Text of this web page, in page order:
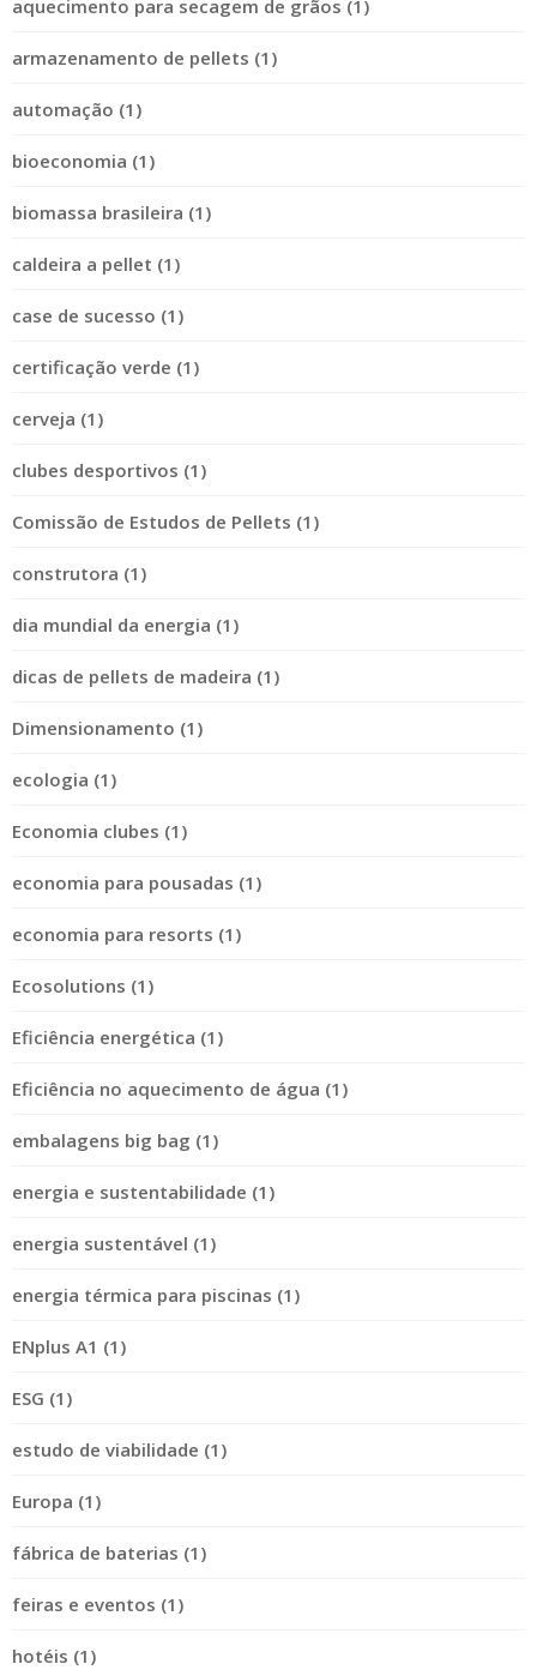
aquecimento para secagem de grãos (1)
armazenamento de pellets (1)
automação (1)
bioeconomia (1)
biomassa brasileira (1)
caldeira a pellet (1)
case de sucesso (1)
certificação verde (1)
cerveja (1)
clubes desportivos (1)
Comissão de Estudos de Pellets (1)
construtora (1)
dia mundial da energia (1)
dicas de pellets de madeira (1)
Dimensionamento (1)
ecologia (1)
Economia clubes (1)
economia para pousadas (1)
economia para resorts (1)
Ecosolutions (1)
Eficiência energética (1)
Eficiência no aquecimento de água (1)
embalagens big bag (1)
energia e sustentabilidade (1)
energia sustentável (1)
energia térmica para piscinas (1)
ENplus A1 (1)
ESG (1)
estudo de viabilidade (1)
Europa (1)
fábrica de baterias (1)
feiras e eventos (1)
hotéis (1)